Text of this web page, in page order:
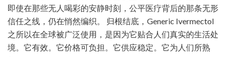
即使在那些无人喝彩的安静时刻，公平医疗背后的那条无形
信任之线，仍在悄然编织。 归根结底，Generic Ivermectol
之所以在全球被广泛使用，是因为它贴合人们真实的生活处
境。它有效。它价格可负担。它供应稳定。它为人们所熟